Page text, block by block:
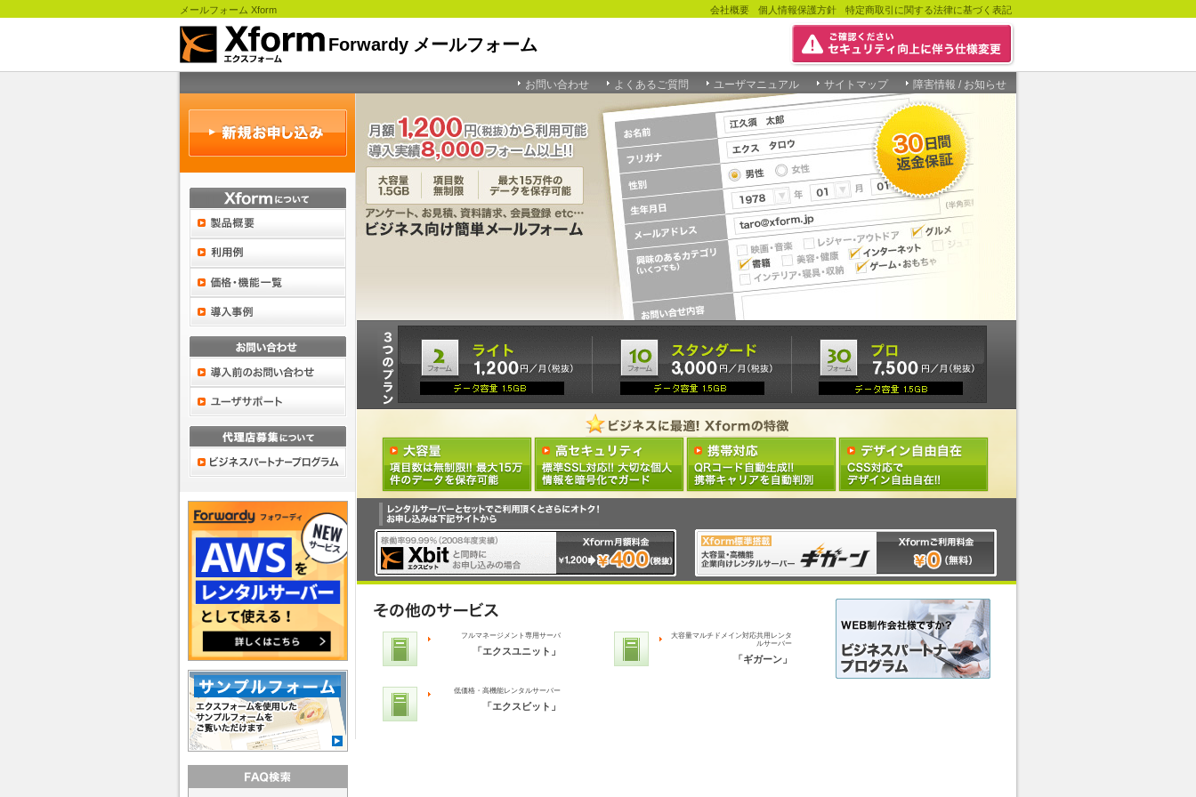
メールフォーム Xform 会社概要 個人情報保護方針 特定商取引に関する法律に基づく表記
お問い合わせ よくあるご質問 ユーザマニュアル サイトマップ 障害情報 / お知らせ
フルマネージメント専用サーバ
「エクスユニット」
大容量マルチドメイン対応共用レンタ
ルサーバー
「ギガーン」
低価格・高機能レンタルサーバー
「エクスビット」